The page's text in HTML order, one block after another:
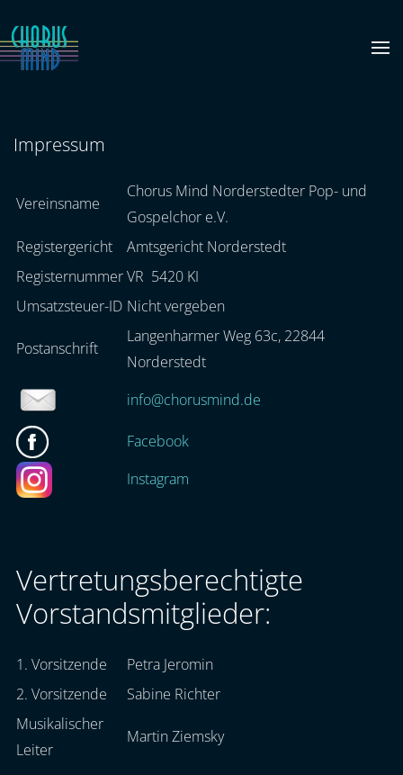
Zum Hauptinhalt springen
Impressum
Vereinsname
Chorus Mind Norderstedter Pop- und
Gospelchor e.V.
Registergericht
Amtsgericht Norderstedt
RegisternummerVR 5420 KI
Umsatzsteuer-ID Nicht vergeben
Postanschrift
Langenharmer Weg 63c, 22844
Norderstedt
info@chorusmind.de
Facebook
Instagram
Vertretungsberechtigte
Vorstandsmitglieder:
1. Vorsitzende
Petra Jeromin
2. Vorsitzende
Sabine Richter
Musikalischer
Leiter
Martin Ziemsky